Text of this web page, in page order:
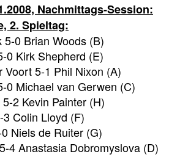
Nachmittags-Session:
2. Spieltag:
5-0 Brian Woods (B)
0 Kirk Shepherd (E)
Voort 5-1 Phil Nixon (A)
0 Michael van Gerwen (C)
2 Kevin Painter (H)
Colin Lloyd (F)
Niels de Ruiter (G)
4 Anastasia Dobromyslova (D)